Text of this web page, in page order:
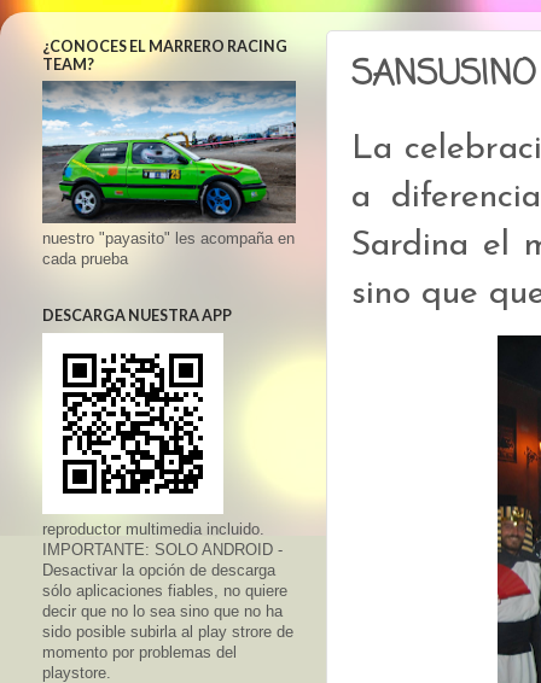
SANSUSINO
La
a
Sardina el
sino que
¿CONOCES EL MARRERO RACING
TEAM?
nuestro "payasito" les acompaña en
cada prueba
DESCARGA NUESTRA APP
reproductor multimedia incluido.
IMPORTANTE: SOLO ANDROID -
Desactivar la opción de descarga
sólo aplicaciones fiables, no quiere
decir que no lo sea sino que no ha
sido posible subirla al play strore de
momento por problemas del
playstore.